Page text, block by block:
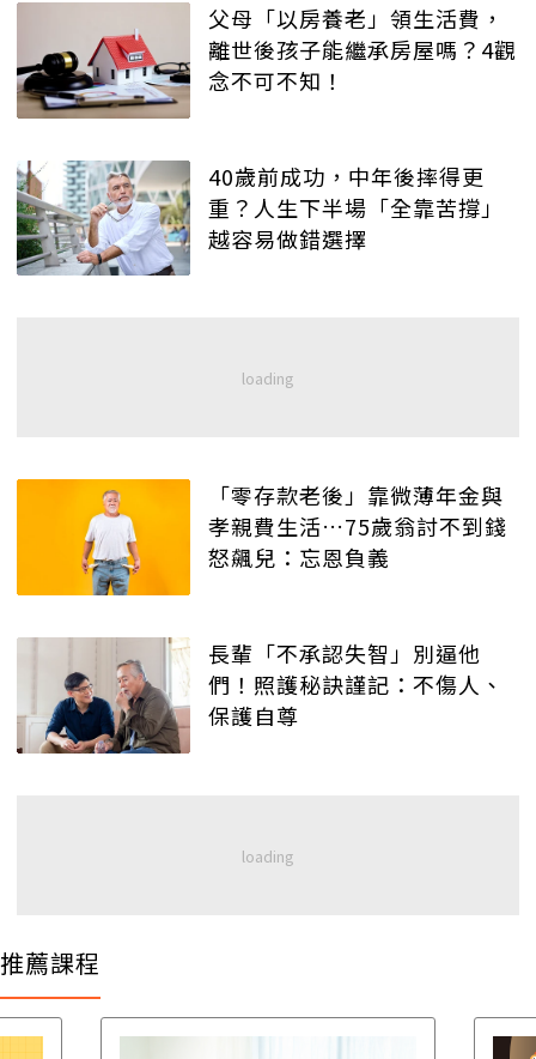
父母「以房養老」領生活費，
離世後孩子能繼承房屋嗎？4觀
念不可不知！
40歲前成功，中年後摔得更
重？人生下半場「全靠苦撐」
越容易做錯選擇
「零存款老後」靠微薄年金與
孝親費生活…75歲翁討不到錢
怒飆兒：忘恩負義
長輩「不承認失智」別逼他
們！照護秘訣謹記：不傷人、
保護自尊
推薦課程